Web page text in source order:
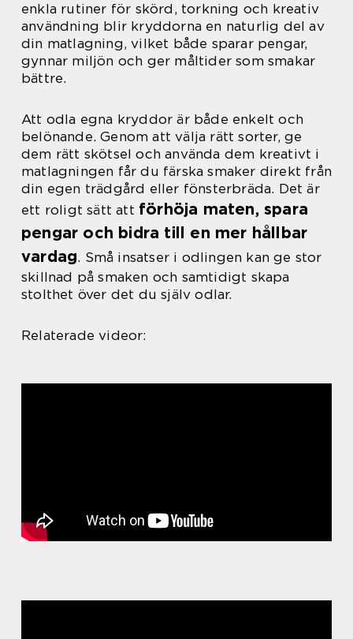
enkla rutiner för skörd, torkning och kreativ
användning blir kryddorna en naturlig del av
din matlagning, vilket både sparar pengar,
gynnar miljön och ger måltider som smakar
bättre.
Att odla egna kryddor är både enkelt och
belönande. Genom att välja rätt sorter, ge
dem rätt skötsel och använda dem kreativt i
matlagningen får du färska smaker direkt från
din egen trädgård eller fönsterbräda. Det är
ett roligt sätt att förhöja maten, spara
pengar och bidra till en mer hållbar
vardag. Små insatser i odlingen kan ge stor
skillnad på smaken och samtidigt skapa
stolthet över det du själv odlar.
Relaterade videor: